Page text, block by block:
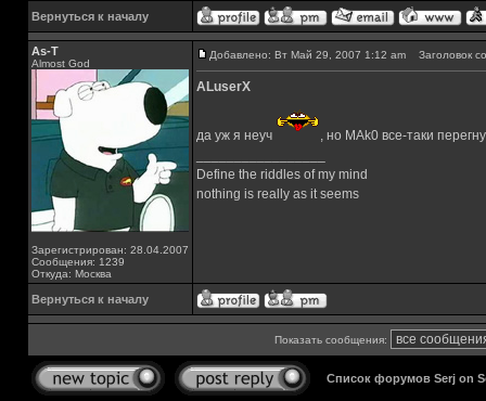
Вернуться к началу
As-T
Almost God
Зарегистрирован: 28.04.2007
Сообщения: 1239
Откуда: Москва
Добавлено: Вт Май 29, 2007 1:12 am Заголовок
ALuserX
да уж я неуч
, но MAk0 все-таки
Define the riddles of my mind
nothing is really as it seems
Вернуться к началу
Показать сообщения:
Список форумов Serj on